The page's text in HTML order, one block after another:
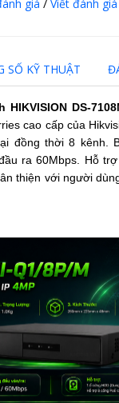
giá / Viết đánh giá
SỐ KỸ THUẬT
DS-
cao cấp của
đồng thời 8 kênh.
ra 60Mbps. Hỗ
thiện với người